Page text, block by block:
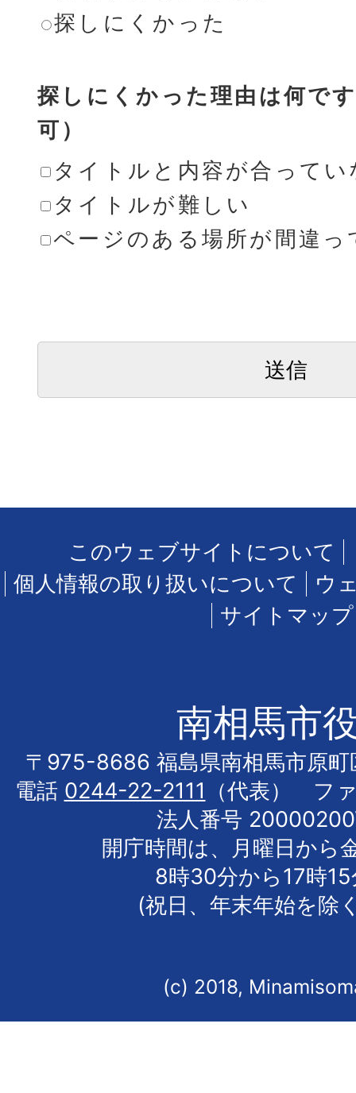
探しにくかった
探しにくかった理由は何で
可）
タイトルと内容が合ってい
タイトルが難しい
ページのある場所が間違っ
このウェブサイトについて
個人情報の取り扱いについて
ウ
サイトマップ
南相馬市
〒975-8686 福島県南相馬市原町
電話 0244-22-2111
（代表） フ
法人番号
開庁時間は、月曜日から
8時30分から17時
(祝日、年末年始を除
(c) 2018,